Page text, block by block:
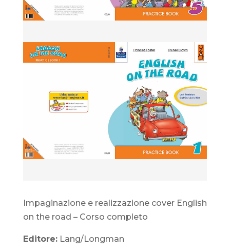
Impaginazione e realizzazione cover English
on the road – Corso completo
Editore:Lang/Longman